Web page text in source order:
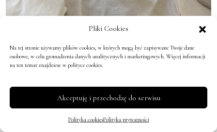
Pliki Cookies
Na tej stronie używamy plików cookies, w których mogą być zapisywane Twoje dane
osobowe, w celu gromadzenia danych analitycznych i marketingowych. Więcej informacji
na ten temat znajdziesz w polityce cookies.
Akceptuję i przechodzę do serwisu
Polityka cookiesPolityka prywatności